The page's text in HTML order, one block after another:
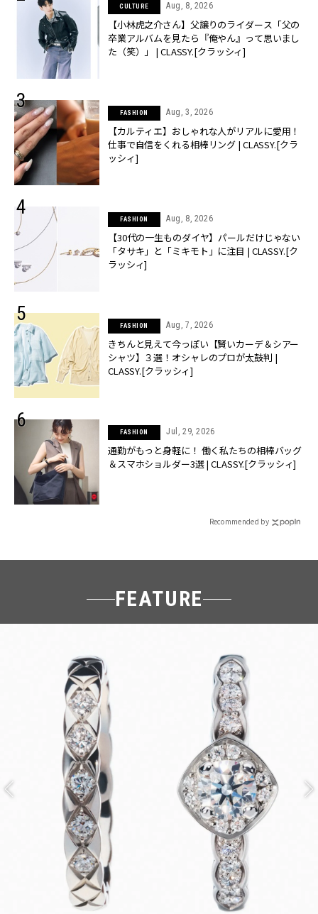
CULTURE Aug, 8, 2026
【小林虎之介さん】父譲りのライダース「父の
卒業アルバムを見たら『俺やん』って思いまし
た（笑）」 | CLASSY.[クラッシィ]
FASHION Aug, 3, 2026
【カルティエ】おしゃれな人がリアルに愛用！
仕事で自信をくれる相棒リング | CLASSY.[クラ
ッシィ]
FASHION Aug, 8, 2026
【30代の一生ものダイヤ】パールだけじゃない
「タサキ」と「ミキモト」に注目 | CLASSY.[ク
ラッシィ]
FASHION Aug, 7, 2026
きちんと見えて今っぽい【賢いカーデ＆シアー
シャツ】３選！オシャレのプロが太鼓判 |
CLASSY.[クラッシィ]
FASHION Jul, 29, 2026
通勤がもっと身軽に！ 働く私たちの相棒バッグ
＆スマホショルダー3選 | CLASSY.[クラッシィ]
Recommended by
FEATURE